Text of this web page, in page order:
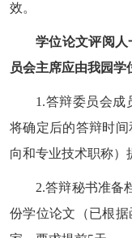
效。
学位论文评阅
员会主席应由我园学
1.答辩委员会成
将确定后的答辩时
向和专业技术职称）
2.答辩秘书准备
份学位论文（已根